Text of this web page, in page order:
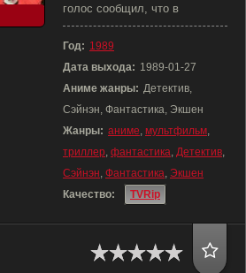
голос сообщил, что в
Год: 1989
Дата выхода: 1989-01-27
Аниме жанры: Детектив,
Сэйнэн, Фантастика, Экшен
Жанры: аниме, мультфильм,
триллер, фантастика, Детектив,
Сэйнэн, Фантастика, Экшен
Качество:
TVRip